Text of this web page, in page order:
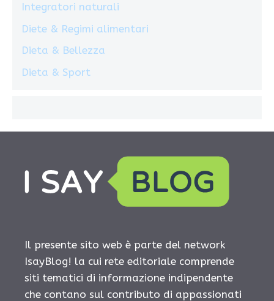
Integratori naturali
Diete & Regimi alimentari
Dieta & Bellezza
Dieta & Sport
Il presente sito web è parte del network
IsayBlog! la cui rete editoriale comprende
siti tematici di informazione indipendente
che contano sul contributo di appassionati